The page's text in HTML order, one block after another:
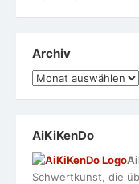
Archiv
Archiv
AiKiKenDo
Schwertkunst, die